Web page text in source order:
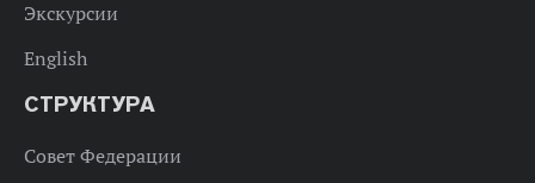
Экскурсии
English
СТРУКТУРА
Совет Федерации